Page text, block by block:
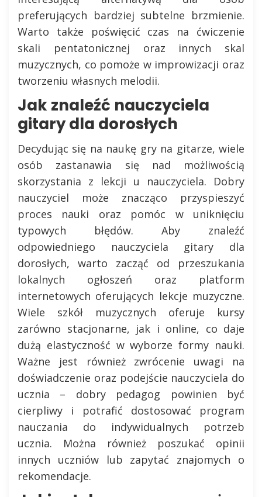
preferujących bardziej subtelne brzmienie.
Warto także poświęcić czas na ćwiczenie
skali pentatonicznej oraz innych skal
muzycznych, co pomoże w improwizacji oraz
tworzeniu własnych melodii.
Jak znaleźć nauczyciela
gitary dla dorosłych
Decydując się na naukę gry na gitarze, wiele
osób zastanawia się nad możliwością
skorzystania z lekcji u nauczyciela. Dobry
nauczyciel może znacząco przyspieszyć
proces nauki oraz pomóc w uniknięciu
typowych błędów. Aby znaleźć
odpowiedniego nauczyciela gitary dla
dorosłych, warto zacząć od przeszukania
lokalnych ogłoszeń oraz platform
internetowych oferujących lekcje muzyczne.
Wiele szkół muzycznych oferuje kursy
zarówno stacjonarne, jak i online, co daje
dużą elastyczność w wyborze formy nauki.
Ważne jest również zwrócenie uwagi na
doświadczenie oraz podejście nauczyciela do
ucznia – dobry pedagog powinien być
cierpliwy i potrafić dostosować program
nauczania do indywidualnych potrzeb
ucznia. Można również poszukać opinii
innych uczniów lub zapytać znajomych o
rekomendacje.